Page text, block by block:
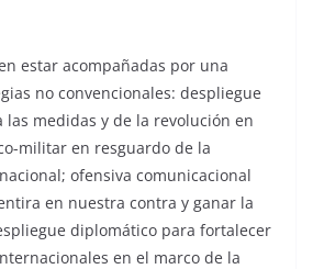
estar acompañadas por una
no convencionales: despliegue
las medidas y de la revolución en
militar en resguardo de la
ofensiva comunicacional
en nuestra contra y ganar la
diplomático para fortalecer
en el marco de la